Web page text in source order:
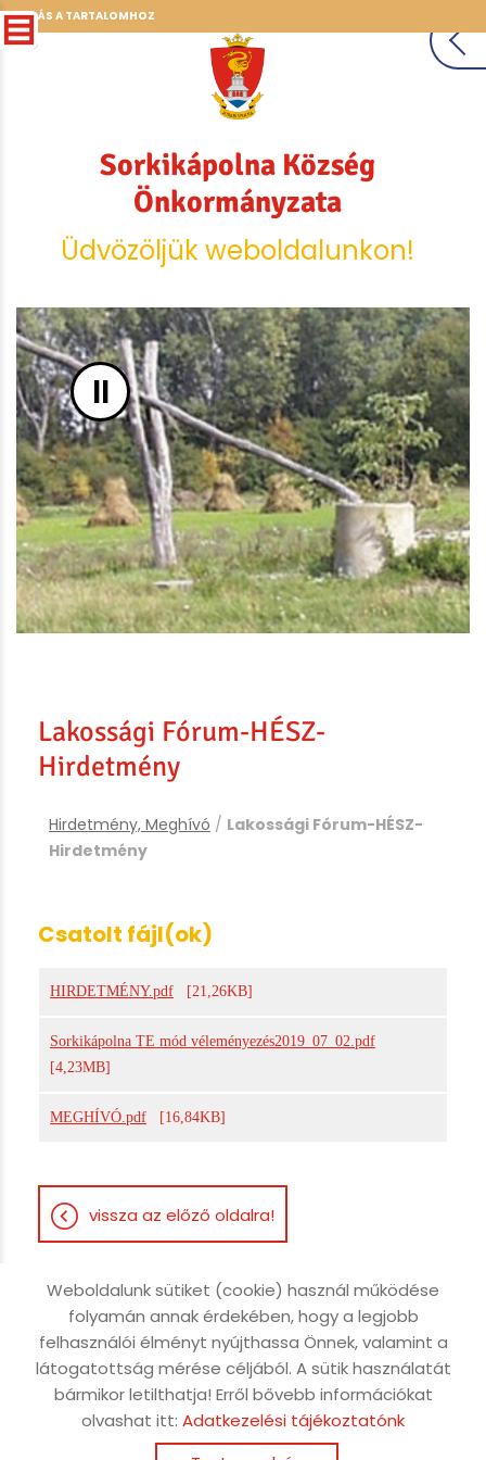
UGRÁS A TARTALOMHOZ
Sorkikápolna Község
Önkormányzata
Üdvözöljük weboldalunkon!
II
Lakossági Fórum-HÉSZ-
Hirdetmény
Hirdetmény, Meghívó / Lakossági Fórum-HÉSZ-
Hirdetmény
Csatolt fájl(ok)
HIRDETMÉNY.pdf [21,26KB]
Sorkikápolna TE mód véleményezés2019_07_02.pdf
[4,23MB]
MEGHÍVÓ.pdf [16,84KB]
vissza az előző oldalra!
Oldal információk
Adatkezelési tájékoztató
Impresszum
Sütik kezelése
Akadálymentesítési nyilatkozat
Weboldalunk sütiket (cookie) használ működése
folyamán annak érdekében, hogy a legjobb
felhasználói élményt nyújthassa Önnek, valamint a
látogatottság mérése céljából. A sütik használatát
bármikor letilthatja! Erről bővebb információkat
olvashat itt: Adatkezelési tájékoztatónk